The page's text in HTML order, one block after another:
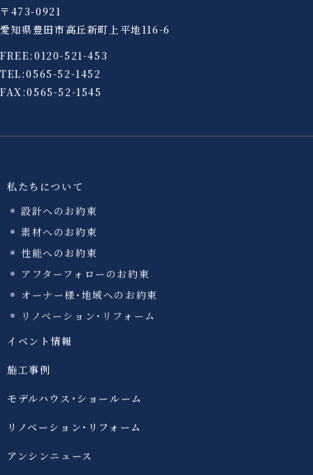
私たちについて
設計へのお約束
素材へのお約束
性能へのお約束
アフターフォローのお約束
オーナー様・地域へのお約束
リノベーション・リフォーム
イベント情報
施工事例
モデルハウス・ショールーム
リノベーション・リフォーム
アンシンニュース
〒473-0921
愛知県豊田市高丘新町上平地116-6
FREE: 0120-521-453
TEL:0565-52-1452
FAX:0565-52-1545